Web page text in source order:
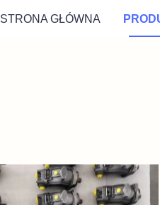
STRONA GŁÓWNA